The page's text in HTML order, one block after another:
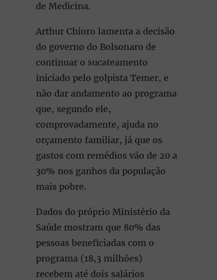
de Medicina.
Arthur Chioro lamenta a decisão
do governo do Bolsonaro de
continuar o sucateamento
iniciado pelo golpista Temer, e
não dar andamento ao programa
que, segundo ele,
comprovadamente, ajuda no
orçamento familiar, já que os
gastos com remédios vão de 20 a
30% nos ganhos da população
mais pobre.
Dados do próprio Ministério da
Saúde mostram que 80% das
pessoas beneficiadas com o
programa (18,3 milhões)
recebem até dois salários